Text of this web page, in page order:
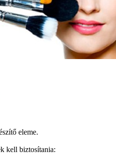
eleme.
kell biztosítania: